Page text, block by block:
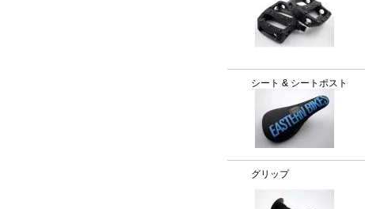
シート & シートポスト
グリップ